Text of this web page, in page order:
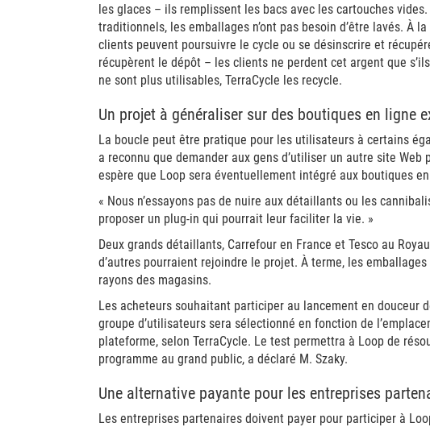
les glaces – ils remplissent les bacs avec les cartouches
traditionnels, les emballages n’ont pas besoin d’être lavés. À
clients peuvent poursuivre le cycle ou se désinscrire et
récupèrent le dépôt – les clients ne perdent cet argent que
ne sont plus utilisables, TerraCycle les recycle.
Un projet à généraliser sur des boutiques en ligne
La boucle peut être pratique pour les utilisateurs à certains
a reconnu que demander aux gens d’utiliser un autre site
espère que Loop sera éventuellement intégré aux boutiques
« Nous n’essayons pas de nuire aux détaillants ou les
proposer un plug-in qui pourrait leur faciliter la vie. »
Deux grands détaillants, Carrefour en France et Tesco au
d’autres pourraient rejoindre le projet. À terme, les
rayons des magasins.
Les acheteurs souhaitant participer au lancement en douceur
groupe d’utilisateurs sera sélectionné en fonction de
plateforme, selon TerraCycle. Le test permettra à Loop de
programme au grand public, a déclaré M. Szaky.
Une alternative payante pour les entreprises
Les entreprises partenaires doivent payer pour participer à